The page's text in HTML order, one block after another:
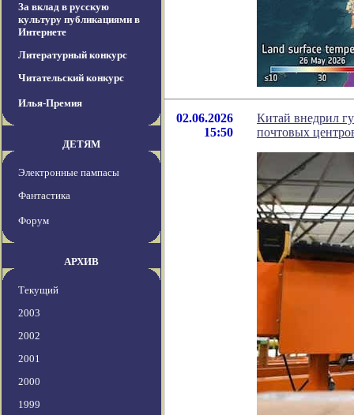
За вклад в русскую
культуру публикациями в
Интернете
Литературный конкурс
Читательский конкурс
Илья-Премия
ДЕТЯМ
Электронные пампасы
Фантастика
Форум
АРХИВ
Текущий
2003
2002
2001
2000
1999
02.06.2026
15:50
Китай внедрил
почтовых